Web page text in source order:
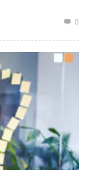
0